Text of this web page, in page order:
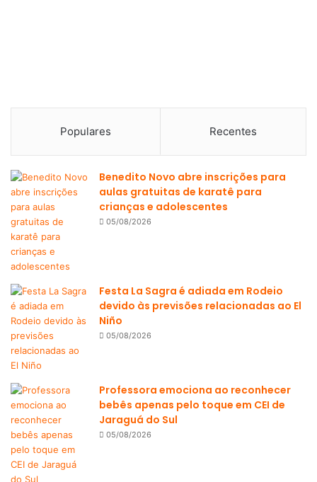
Populares Recentes
Benedito Novo abre inscrições para
aulas gratuitas de karatê para
crianças e adolescentes
05/08/2026
Festa La Sagra é adiada em Rodeio
devido às previsões relacionadas ao El
Niño
05/08/2026
Professora emociona ao reconhecer
bebês apenas pelo toque em CEI de
Jaraguá do Sul
05/08/2026